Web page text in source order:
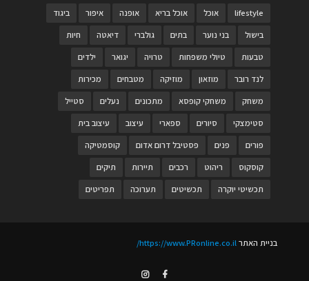
lifestyle אוכל אוכל בריא אופנה איפור
ביגוד
בישול
בני נוער בתים גולברי דיאטה
חיות
טבעות
טיולי משפחות טרויה יגואר
ילדים
לנד רובר
מוזאון מוזיקה מטבחים
מכירות
משחק
משחקי קופסא מתכונים נעלים
סטייל
סטימצקי
סיורים ספארי עיצוב
עיצוב בית
פורים
פנים פסטיבל דרום אדום
קוסמטיקה
קוסקוס
ריהוט רכבים תיירות
תיקים
תכשיטי יוקרה
תכשיטים תערוכה תפריטים
בניית האתרhttps://www.PRonline.co.il/